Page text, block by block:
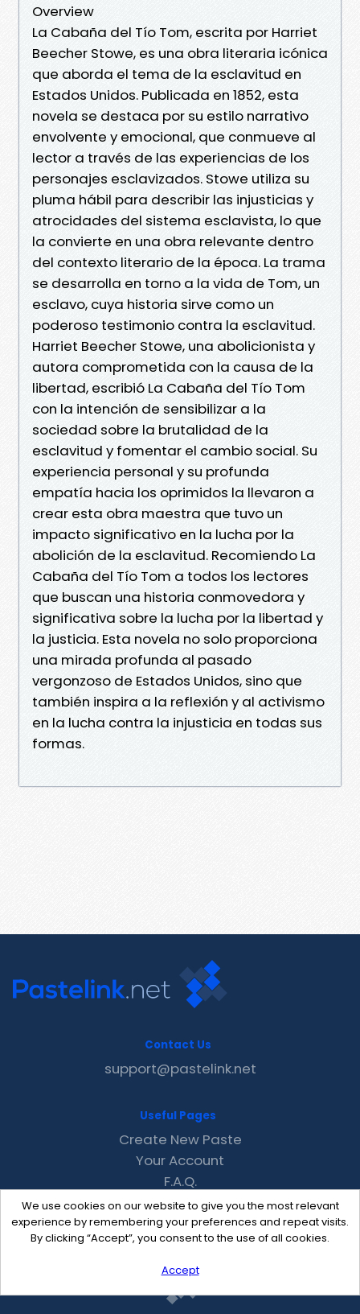
Overview
La Cabaña del Tío Tom, escrita por Harriet
Beecher Stowe, es una obra literaria icónica
que aborda el tema de la esclavitud en
Estados Unidos. Publicada en 1852, esta
novela se destaca por su estilo narrativo
envolvente y emocional, que conmueve al
lector a través de las experiencias de los
personajes esclavizados. Stowe utiliza su
pluma hábil para describir las injusticias y
atrocidades del sistema esclavista, lo que
la convierte en una obra relevante dentro
del contexto literario de la época. La trama
se desarrolla en torno a la vida de Tom, un
esclavo, cuya historia sirve como un
poderoso testimonio contra la esclavitud.
Harriet Beecher Stowe, una abolicionista y
autora comprometida con la causa de la
libertad, escribió La Cabaña del Tío Tom
con la intención de sensibilizar a la
sociedad sobre la brutalidad de la
esclavitud y fomentar el cambio social. Su
experiencia personal y su profunda
empatía hacia los oprimidos la llevaron a
crear esta obra maestra que tuvo un
impacto significativo en la lucha por la
abolición de la esclavitud. Recomiendo La
Cabaña del Tío Tom a todos los lectores
que buscan una historia conmovedora y
significativa sobre la lucha por la libertad y
la justicia. Esta novela no solo proporciona
una mirada profunda al pasado
vergonzoso de Estados Unidos, sino que
también inspira a la reflexión y al activismo
en la lucha contra la injusticia en todas sus
formas.
We use cookies on our website to give you the most relevant
experience by remembering your preferences and repeat visits.
By clicking “Accept”, you consent to the use of all cookies.
Accept
Contact Us
support@pastelink.net
Useful Pages
Create New Paste
Your Account
F.A.Q.
Recent
Contact